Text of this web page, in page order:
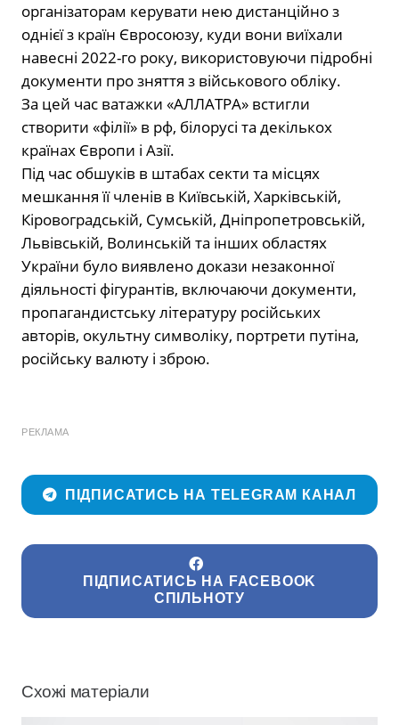
організаторам керувати нею дистанційно з
однієї з країн Євросоюзу, куди вони виїхали
навесні 2022-го року, використовуючи підробні
документи про зняття з військового обліку.
За цей час ватажки «АЛЛАТРА» встигли
створити «філії» в рф, білорусі та декількох
країнах Європи і Азії.
Під час обшуків в штабах секти та місцях
мешкання її членів в Київській, Харківській,
Кіровоградській, Сумській, Дніпропетровській,
Львівській, Волинській та інших областях
України було виявлено докази незаконної
діяльності фігурантів, включаючи документи,
пропагандистську літературу російських
авторів, окультну символіку, портрети путіна,
російську валюту і зброю.
РЕКЛАМА
ПІДПИСАТИСЬ НА TELEGRAM КАНАЛ
ПІДПИСАТИСЬ НА FACEBOOK
СПІЛЬНОТУ
Схожі матеріали